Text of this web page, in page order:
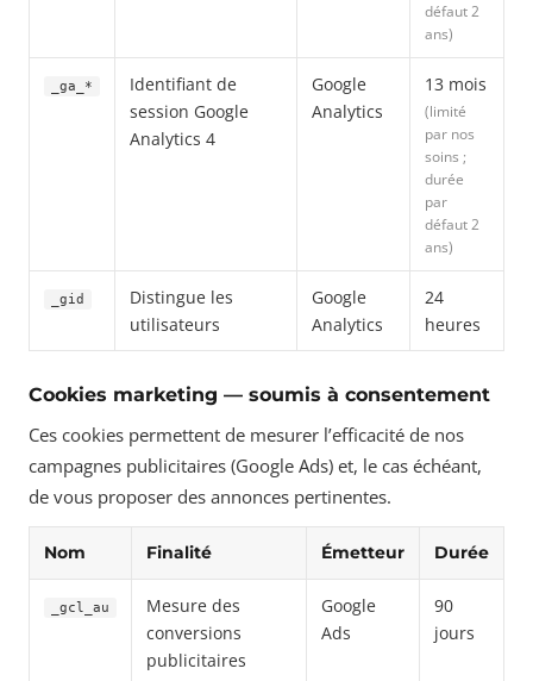
défaut 2
ans)
_ga_*
Identifiant de
session Google
Analytics 4
Google
Analytics
13 mois
(limité
par nos
soins ;
durée
par
défaut 2
ans)
_gid
Distingue les
utilisateurs
Google
Analytics
24
heures
Cookies marketing — soumis à consentement
Ces cookies permettent de mesurer l’efficacité de nos
campagnes publicitaires (Google Ads) et, le cas échéant,
de vous proposer des annonces pertinentes.
Nom Finalité Émetteur Durée
_gcl_au
Mesure des
conversions
publicitaires
Google
Ads
90
jours